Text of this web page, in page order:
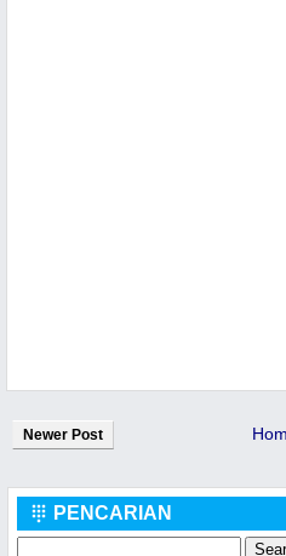
Newer Post
 PENCARIAN